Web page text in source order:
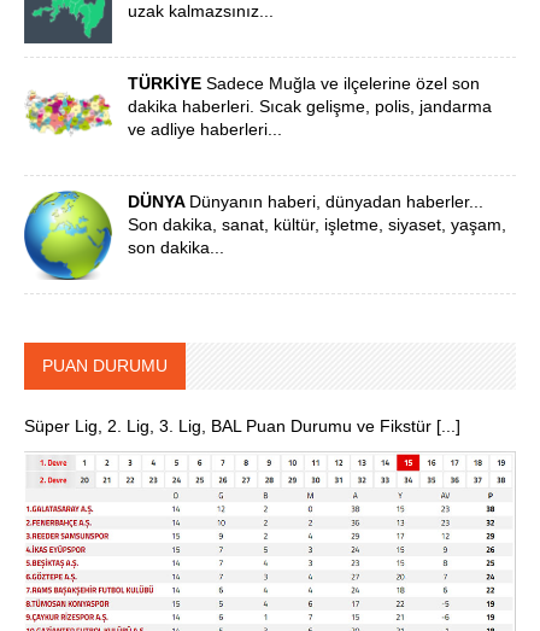
uzak kalmazsınız...
TÜRKİYESadece Muğla ve ilçelerine özel son
dakika haberleri. Sıcak gelişme, polis, jandarma
ve adliye haberleri...
DÜNYA Dünyanın haberi, dünyadan haberler...
Son dakika, sanat, kültür, işletme, siyaset, yaşam,
son dakika...
PUAN DURUMU
Süper Lig, 2. Lig, 3. Lig, BAL Puan Durumu ve Fikstür [...]